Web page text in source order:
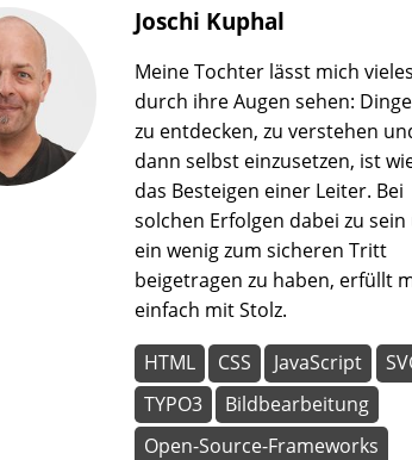
Joschi Kuphal
Meine Tochter lässt mich vieles
durch ihre Augen sehen:
zu entdecken, zu verstehen
dann selbst einzusetzen, ist
das Besteigen einer Leiter. Bei
solchen Erfolgen dabei zu sein
ein wenig zum sicheren Tritt
beigetragen zu haben, erfüllt
einfach mit Stolz.
HTML CSS JavaScript
TYPO3
Bildbearbeitung
Open-Source-Frameworks